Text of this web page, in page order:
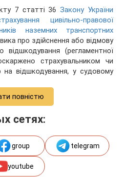
7 статті 36 Закону України
цивільно-правової
наземних транспортних
про здійснення або відмову
відшкодування (регламентної
страхувальником чи
відшкодування, у судовому
повністю
сетях:
group telegram
youtube